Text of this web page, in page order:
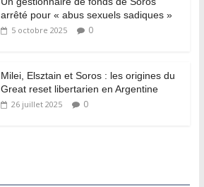
arrêté pour « abus sexuels sadiques »
5 octobre 2025 0
Milei, Elsztain et Soros : les origines du
Great reset libertarien en Argentine
26 juillet 2025 0